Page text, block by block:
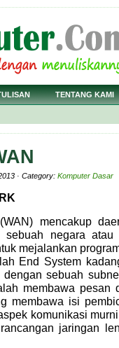
TENTANG KAMI
· Category: Komputer Dasar
mencakup
sebuah negara
mejalankan
End System
sebuah
membawa pesan
membawa isi
komunikasi
jaringan